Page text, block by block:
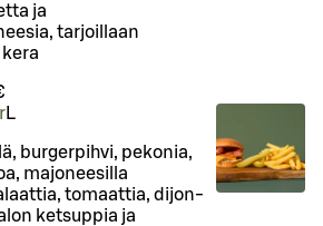
ja
tarjoillaan
L
burgerpihvi, pekonia,
majoneesilla
tomaattia, dijon-
ketsuppia ja